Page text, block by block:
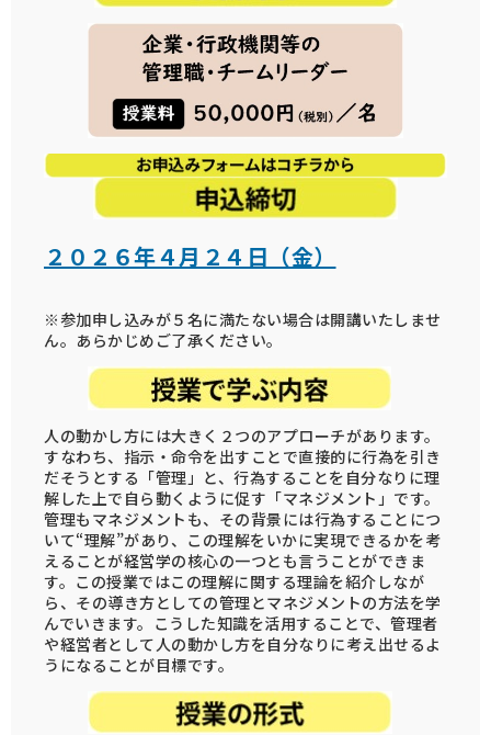
２０２６年４月２４日（金）
※参加申し込みが５名に満たない場合は開講いたしませ
ん。あらかじめご了承ください。
人の動かし方には大きく２つのアプローチがあります。
すなわち、指示・命令を出すことで直接的に行為を引き
だそうとする「管理」と、行為することを自分なりに理
解した上で自ら動くように促す「マネジメント」です。
管理もマネジメントも、その背景には行為することにつ
いて“理解”があり、この理解をいかに実現できるかを考
えることが経営学の核心の一つとも言うことができま
す。この授業ではこの理解に関する理論を紹介しなが
ら、その導き方としての管理とマネジメントの方法を学
んでいきます。こうした知識を活用することで、管理者
や経営者として人の動かし方を自分なりに考え出せるよ
うになることが目標です。